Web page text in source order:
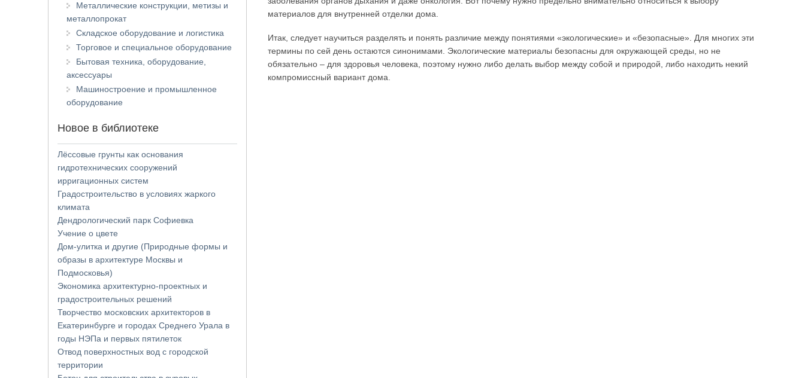
материалов для внутренней отделки дома.
Итак, следует научиться разделять и понять различие между понятиями «экологические» и «безопасные». Для многих эти
термины по сей день остаются синонимами. Экологические материалы безопасны для окружающей среды, но не
обязательно – для здоровья человека, поэтому нужно либо делать выбор между собой и природой, либо находить некий
компромиссный вариант дома.
Металлические конструкции, метизы и
металлопрокат
Складское оборудование и логистика
Торговое и специальное оборудование
Бытовая техника, оборудование,
аксессуары
Машиностроение и промышленное
оборудование
Новое в библиотеке
Лёссовые грунты как основания
гидротехнических сооружений
ирригационных систем
Градостроительство в условиях жаркого
климата
Дендрологический парк Софиевка
Учение о цвете
Дом-улитка и другие (Природные формы и
образы в архитектуре Москвы и
Подмосковья)
Экономика архитектурно-проектных и
градостроительных решений
Творчество московских архитекторов в
Екатеринбурге и городах Среднего Урала в
годы НЭПа и первых пятилеток
Отвод поверхностных вод с городской
территории